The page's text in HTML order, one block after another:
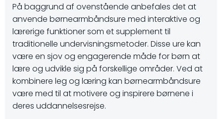
På baggrund af ovenstående anbefales det at
anvende børnearmbåndsure med interaktive og
lærerige funktioner som et supplement til
traditionelle undervisningsmetoder. Disse ure kan
være en sjov og engagerende måde for børn at
lære og udvikle sig på forskellige områder. Ved at
kombinere leg og læring kan børnearmbåndsure
være med til at motivere og inspirere børnene i
deres uddannelsesrejse.